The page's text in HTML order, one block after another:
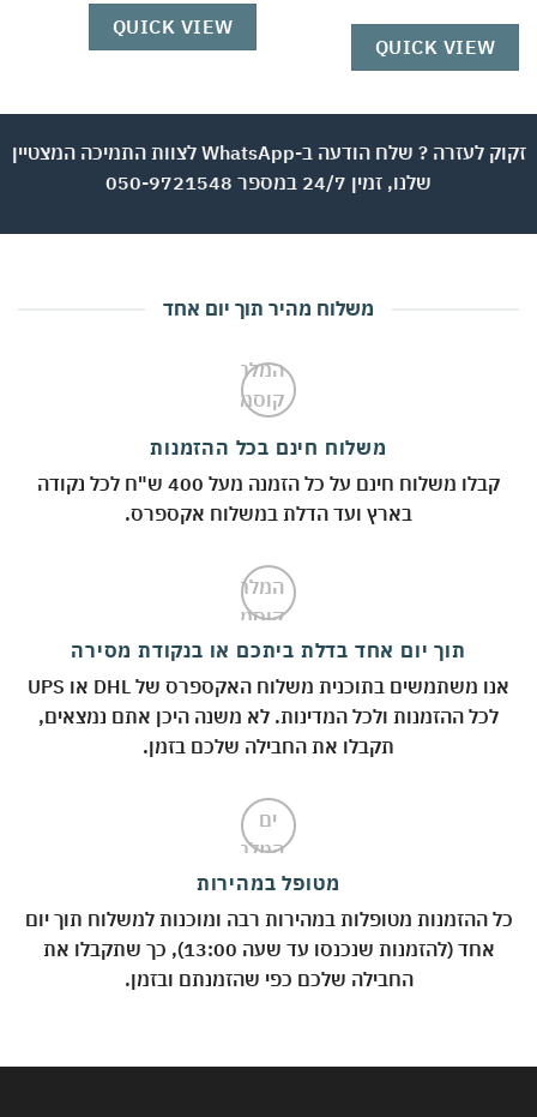
QUICK VIEW
QUICK VIEW
זקוק לעזרה ? שלח הודעה ב-WhatsApp לצוות התמיכה המצטיין
שלנו, זמין 24/7 במספר 050-9721548
משלוח מהיר תוך יום אחד
משלוח חינם בכל ההזמנות
קבלו משלוח חינם על כל הזמנה מעל 400 ש"ח לכל נקודה
בארץ ועד הדלת במשלוח אקספרס.
תוך יום אחד בדלת ביתכם או בנקודת מסירה
אנו משתמשים בתוכנית משלוח האקספרס של DHL או UPS
לכל ההזמנות ולכל המדינות. לא משנה היכן אתם נמצאים,
תקבלו את החבילה שלכם בזמן.
מטופל במהירות
ההזמנות מטופלות במהירות רבה ומוכנות למשלוח תוך יום
אחד (להזמנות שנכנסו עד שעה 13:00), כך שתקבלו את
החבילה שלכם כפי שהזמנתם ובזמן.